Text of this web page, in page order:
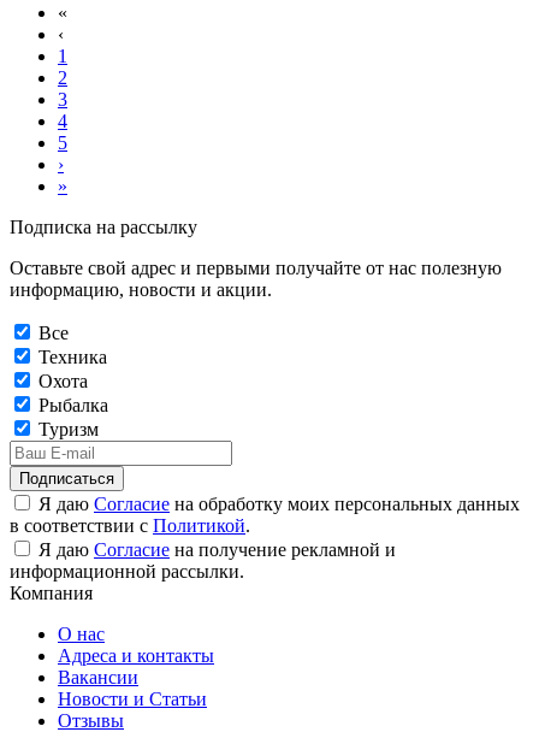
«
‹
1
2
3
4
5
›
»
Подписка на рассылку
Оставьте свой адрес и первыми получайте от нас полезную
информацию, новости и акции.
Все
Техника
Охота
Рыбалка
Туризм
Подписаться
Я даю Согласие на обработку моих персональных данных
в соответствии с Политикой.
Я даю Согласие на получение рекламной и
информационной рассылки.
Компания
О нас
Адреса и контакты
Вакансии
Новости и Статьи
Отзывы